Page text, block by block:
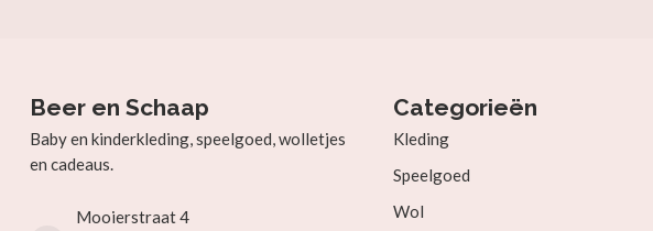
Beer en Schaap
Baby en kinderkleding, speelgoed, wolletjes
en cadeaus.
Mooierstraat 4
Categorieën
Kleding
Speelgoed
Wol